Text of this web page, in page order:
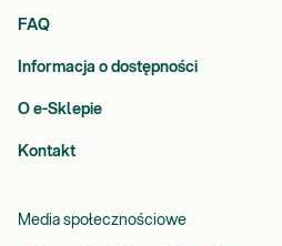
FAQ
Informacja o dostępności
O e-Sklepie
Kontakt
Media społecznościowe